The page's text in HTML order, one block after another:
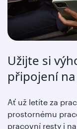
Užijte si
připojení
Ať už letíte za
prostornému
pracovní resty i